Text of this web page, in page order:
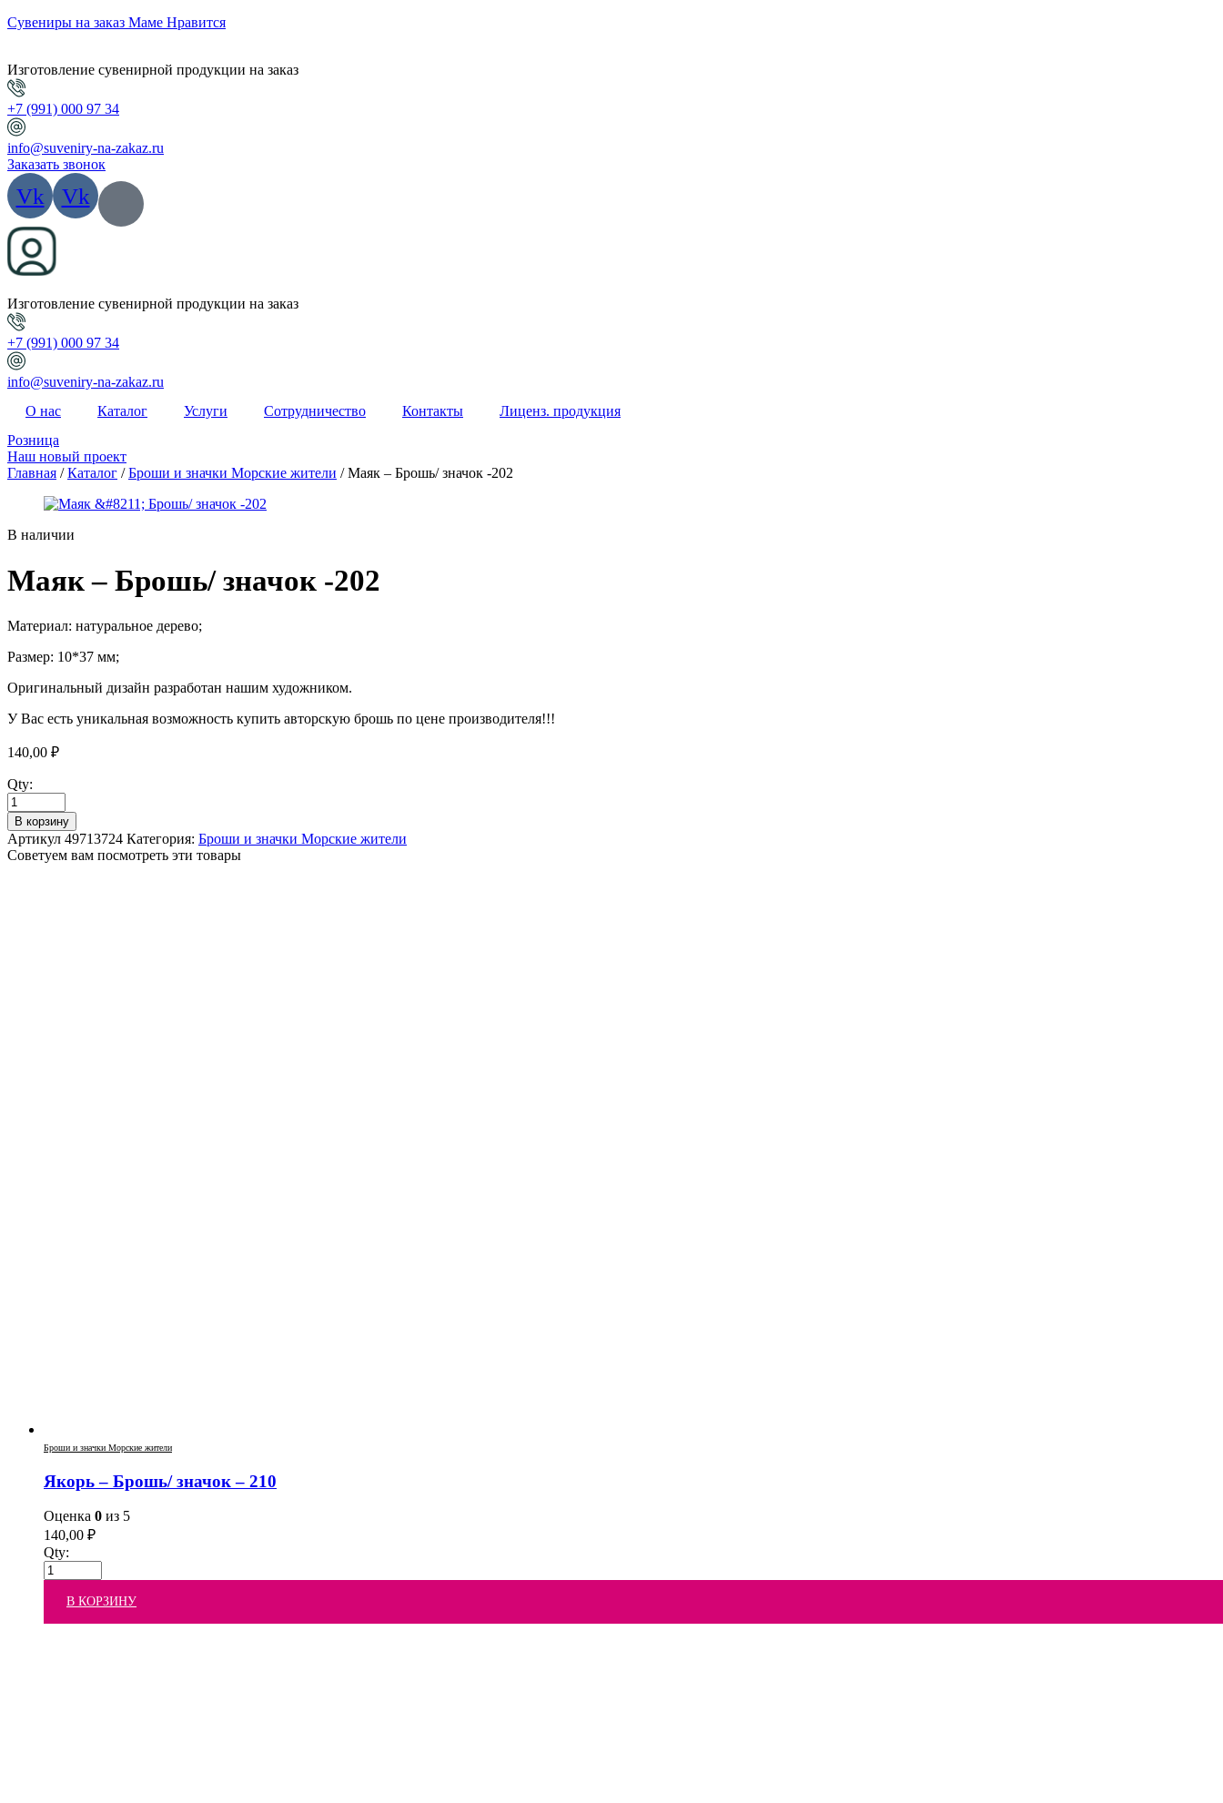
Сувениры на заказ Маме Нравится
Изготовление сувенирной продукции на заказ
+7 (991) 000 97 34
info@suveniry-na-zakaz.ru
Заказать звонок
Vk Vk
Изготовление сувенирной продукции на заказ
+7 (991) 000 97 34
info@suveniry-na-zakaz.ru
О нас
Каталог Услуги Сотрудничество Контакты
Лиценз. продукция
Розница
Наш новый проект
Главная /Каталог /Броши и значки Морские жители / Маяк – Брошь/ значок -202
В наличии
Маяк – Брошь/ значок -202
Материал: натуральное дерево;
Размер: 10*37 мм;
Оригинальный дизайн разработан нашим художником.
У Вас есть уникальная возможность купить авторскую брошь по цене производителя!!!
140,00 ₽
Qty:
В корзину
Артикул 49713724 Категория: Броши и значки Морские жители
Советуем вам посмотреть эти товары
Броши и значки Морские жители
Якорь – Брошь/ значок – 210
Оценка 0 из 5
140,00 ₽
Qty:
В КОРЗИНУ